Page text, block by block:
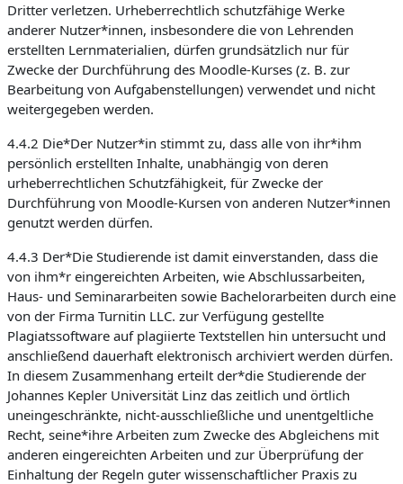
Dritter verletzen. Urheberrechtlich schutzfähige Werke
anderer Nutzer*innen, insbesondere die von Lehrenden
erstellten Lernmaterialien, dürfen grundsätzlich nur für
Zwecke der Durchführung des Moodle-Kurses (z. B. zur
Bearbeitung von Aufgabenstellungen) verwendet und nicht
weitergegeben werden.
4.4.2 Die*Der Nutzer*in stimmt zu, dass alle von ihr*ihm
persönlich erstellten Inhalte, unabhängig von deren
urheberrechtlichen Schutzfähigkeit, für Zwecke der
Durchführung von Moodle-Kursen von anderen Nutzer*innen
genutzt werden dürfen.
4.4.3 Der*Die Studierende ist damit einverstanden, dass die
von ihm*r eingereichten Arbeiten, wie Abschlussarbeiten,
Haus- und Seminararbeiten sowie Bachelorarbeiten durch eine
von der Firma Turnitin LLC. zur Verfügung gestellte
Plagiatssoftware auf plagiierte Textstellen hin untersucht und
anschließend dauerhaft elektronisch archiviert werden dürfen.
In diesem Zusammenhang erteilt der*die Studierende der
Johannes Kepler Universität Linz das zeitlich und örtlich
uneingeschränkte, nicht-ausschließliche und unentgeltliche
Recht, seine*ihre Arbeiten zum Zwecke des Abgleichens mit
anderen eingereichten Arbeiten und zur Überprüfung der
Einhaltung der Regeln guter wissenschaftlicher Praxis zu